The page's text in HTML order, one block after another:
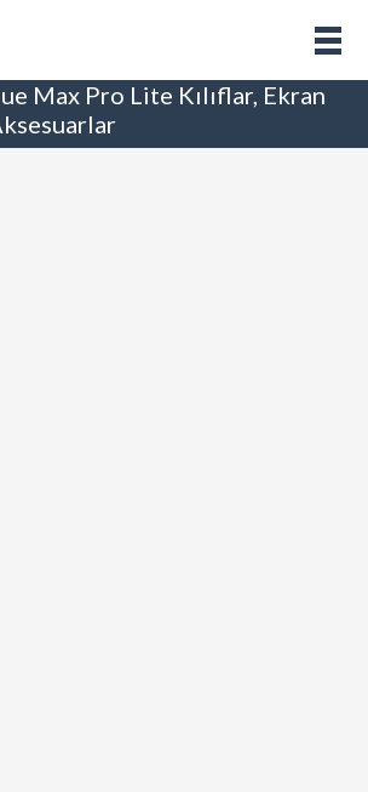
Max Pro Lite Kılıflar, Ekran